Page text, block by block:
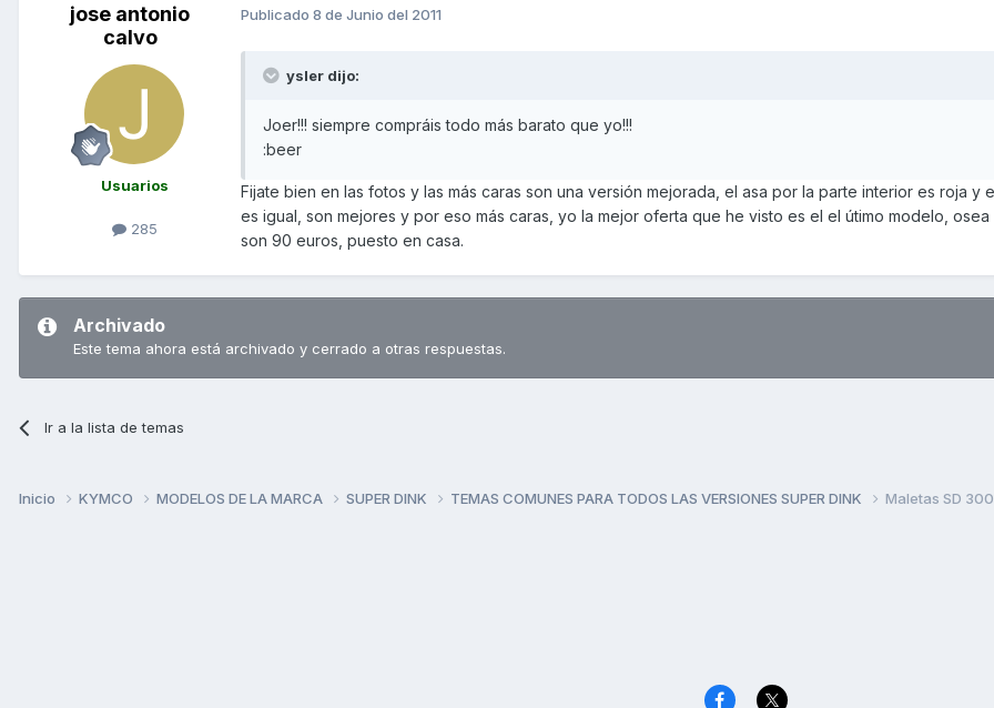
jose antonio
calvo
Usuarios
285
Publicado 8 de Junio del 2011
ysler dijo:
Joer!!! siempre compráis todo más barato que yo!!!
:beer
Fijate bien en las fotos y las más caras son una versión mejorada, el asa por la parte interior es roja y
es igual, son mejores y por eso más caras, yo la mejor oferta que he visto es el el útimo modelo, osea
son 90 euros, puesto en casa.
Archivado
Este tema ahora está archivado y cerrado a otras respuestas.
Ir a la lista de temas
Inicio KYMCO MODELOS DE LA MARCA SUPER DINK TEMAS COMUNES PARA TODOS LAS VERSIONES SUPER DINK Maletas SD 300